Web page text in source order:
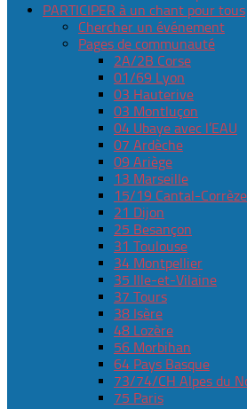
PARTICIPER à un chant pour tous
Chercher un événement
Pages de communauté
2A/2B Corse
01/69 Lyon
03 Hauterive
03 Montluçon
04 Ubaye avec l’EAU
07 Ardèche
09 Ariège
13 Marseille
15/19 Cantal-Corrèze
21 Dijon
25 Besançon
31 Toulouse
34 Montpellier
35 Ille-et-Vilaine
37 Tours
38 Isère
48 Lozère
56 Morbihan
64 Pays Basque
73/74/CH Alpes du
75 Paris